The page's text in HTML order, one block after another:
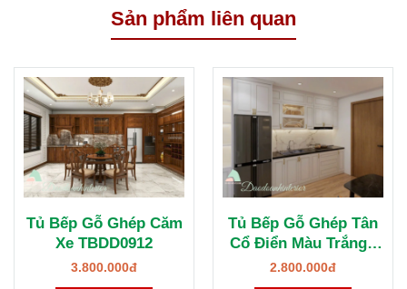
Sản phẩm liên quan
Tủ Bếp Gỗ Ghép Căm
Xe TBDD0912
3.800.000đ
Tủ Bếp Gỗ Ghép Tân
Cổ Điển Màu Trắng -
Đẳng Cấp Không Gian
2.800.000đ